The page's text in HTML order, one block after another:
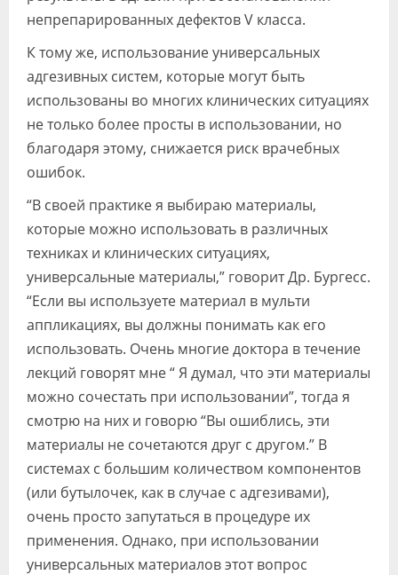
непрепарированных дефектов V класса.
К тому же, использование универсальных
адгезивных систем, которые могут быть
использованы во многих клинических ситуациях
не только более просты в использовании, но
благодаря этому, снижается риск врачебных
ошибок.
“В своей практике я выбираю материалы,
которые можно использовать в различных
техниках и клинических ситуациях,
универсальные материалы,” говорит Др. Бургесс.
“Если вы используете материал в мульти
аппликациях, вы должны понимать как его
использовать. Очень многие доктора в течение
лекций говорят мне “ Я думал, что эти материалы
можно сочестать при использовании”, тогда я
смотрю на них и говорю “Вы ошиблись, эти
материалы не сочетаются друг с другом.” В
системах с большим количеством компонентов
(или бутылочек, как в случае с адгезивами),
очень просто запутаться в процедуре их
применения. Однако, при использовании
универсальных материалов этот вопрос